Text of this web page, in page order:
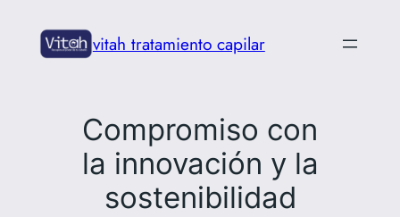
vitah tratamiento capilar
Compromiso con
la innovación y la
sostenibilidad